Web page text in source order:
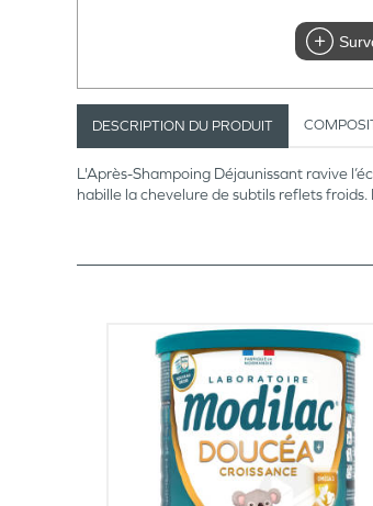
DESCRIPTION DU PRODUIT
L'Après-Shampoing Déjaunissant ravive
habille la chevelure de subtils reflets